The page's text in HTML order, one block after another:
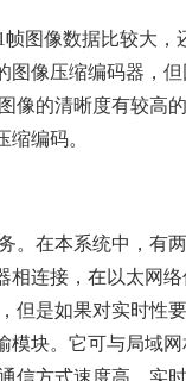
帧图像数据比较大
图像压缩编码器，
像的清晰度有较高
缩编码。
。在本系统中，有
相连接，在以太网
但是如果对实时性
模块。它可与局域
通信方式速度高，实